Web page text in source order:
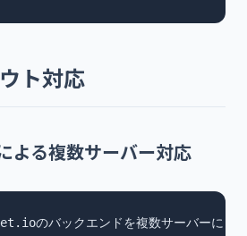
ト対応
よる複数サーバー対応
のバックエンドを複数サーバーに